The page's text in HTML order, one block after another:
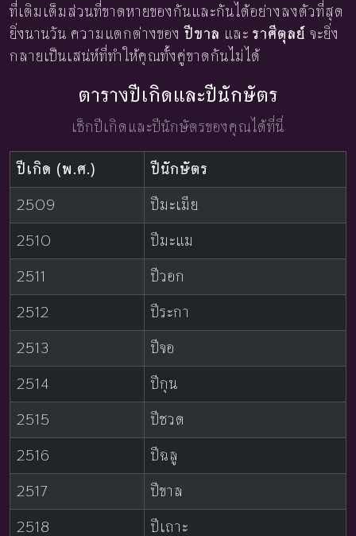
ที่เติมเต็มส่วนที่ขาดหายของกันและกันได้อย่างลงตัวที่สุด
ยิ่งนานวัน ความแตกต่างของปีขาล และ ราศีตุลย์ จะยิ่ง
กลายเป็นเสน่ห์ที่ทำให้คุณทั้งคู่ขาดกันไม่ได้
ตารางปีเกิดและปีนักษัตร
เช็กปีเกิดและปีนักษัตรของคุณได้ที่นี่
ปีเกิด (พ.ศ.)
ปีนักษัตร
2509
ปีมะเมีย
2510
ปีมะแม
2511
ปีวอก
2512
ปีระกา
2513
ปีจอ
2514
ปีกุน
2515
ปีชวด
2516
ปีฉลู
2517
ปีขาล
2518
ปีเถาะ